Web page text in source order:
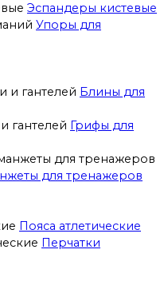
Эспандеры кистевые
Упоры для
Блины для
Грифы для
для тренажеров
Пояса атлетические
Перчатки